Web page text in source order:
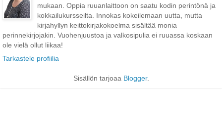
mukaan. Oppia ruuanlaittoon on saatu kodin perintönä ja
kokkailukursseilta. Innokas kokeilemaan uutta, mutta
kirjahyllyn keittokirjakokoelma sisältää monia
perinnekirjojakin. Vuohenjuustoa ja valkosipulia ei ruuassa koskaan
ole vielä ollut liikaa!
Tarkastele profiilia
Sisällön tarjoaa Blogger.